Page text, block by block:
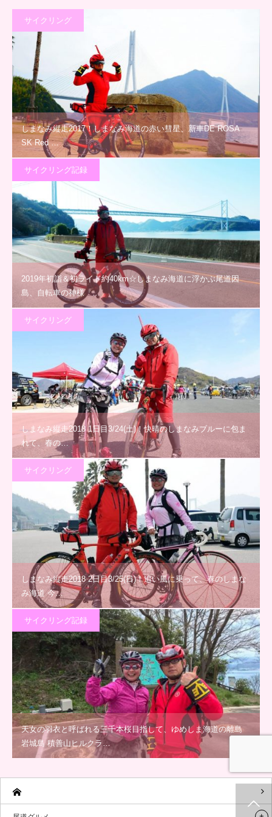
サイクリング
しまなみ縦走2017！しまなみ海道の赤い彗星、新車DE ROSA
SK Red …
サイクリング記録
2019年初詣＆初ライド約40km☆しまなみ海道に浮かぶ尾道因
島、自転車の神様「…
サイクリング
しまなみ縦走2018 1日目3/24(土)！快晴のしまなみブルーに包ま
れて、春の…
サイクリング
しまなみ縦走2018 2日目3/25(日)！追い風に乗って、春のしまな
み海道 今…
サイクリング記録
天女の羽衣と呼ばれる三千本桜目指して、ゆめしま海道の離島
岩城島 積善山ヒルクラ…
お問合せ